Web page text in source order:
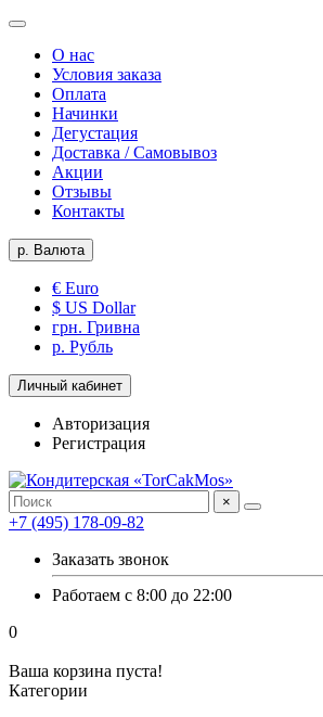
О нас
Условия заказа
Оплата
Начинки
Дегустация
Доставка / Самовывоз
Акции
Отзывы
Контакты
р. Валюта
€ Euro
$ US Dollar
грн. Гривна
р. Рубль
Личный кабинет
Авторизация
Регистрация
×
+7 (495) 178-09-82
Заказать звонок
Работаем с 8:00 до 22:00
0
Ваша корзина пуста!
Категории